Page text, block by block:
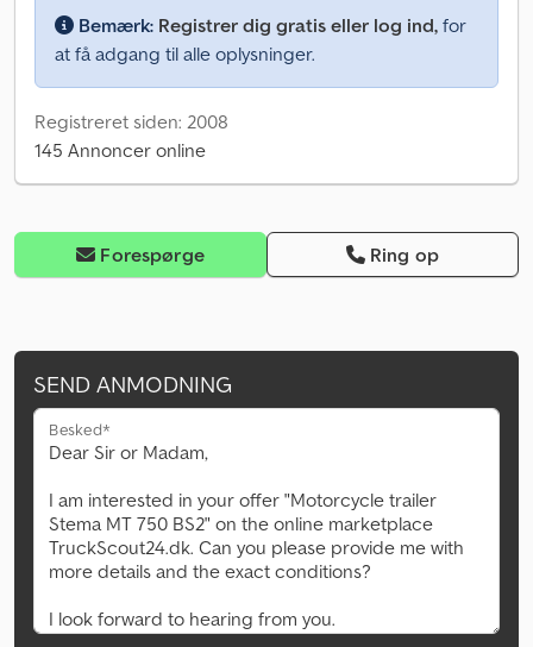
Bemærk: Registrer dig gratis eller log ind, for
at få adgang til alle oplysninger.
Registreret siden: 2008
145 Annoncer online
Forespørge Ring op
SEND ANMODNING
Besked*